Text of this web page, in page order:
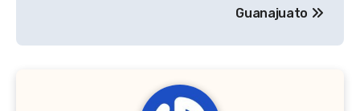
Guanajuato